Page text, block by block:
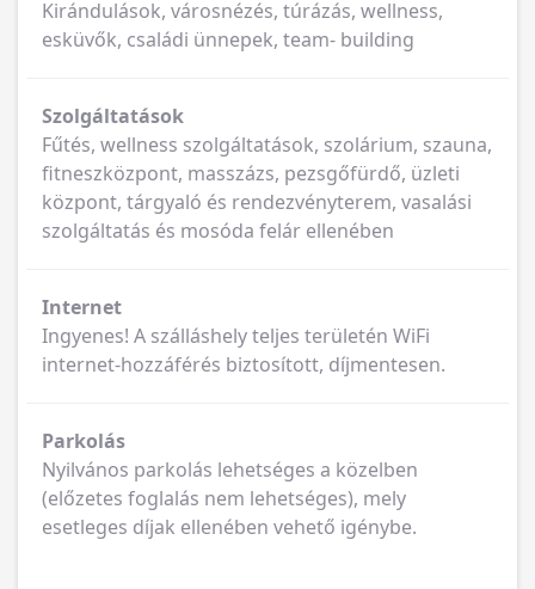
Kirándulások, városnézés, túrázás, wellness,
esküvők, családi ünnepek, team- building
Szolgáltatások
Fűtés, wellness szolgáltatások, szolárium, szauna,
fitneszközpont, masszázs, pezsgőfürdő, üzleti
központ, tárgyaló és rendezvényterem, vasalási
szolgáltatás és mosóda felár ellenében
Internet
Ingyenes! A szálláshely teljes területén WiFi
internet-hozzáférés biztosított, díjmentesen.
Parkolás
Nyilvános parkolás lehetséges a közelben
(előzetes foglalás nem lehetséges), mely
esetleges díjak ellenében vehető igénybe.